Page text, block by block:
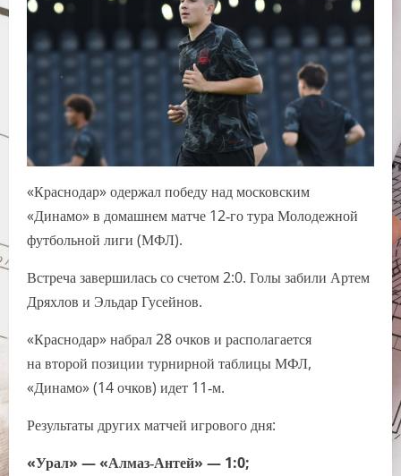
«Краснодар» одержал победу над московским
«Динамо» в домашнем матче 12‑го тура Молодежной
футбольной лиги (МФЛ).
Встреча завершилась со счетом 2:0. Голы забили Артем
Дряхлов и Эльдар Гусейнов.
«Краснодар» набрал 28 очков и располагается
на второй позиции турнирной таблицы МФЛ,
«Динамо» (14 очков) идет 11‑м.
Результаты других матчей игрового дня:
«Урал» — «Алмаз‑Антей» — 1:0;